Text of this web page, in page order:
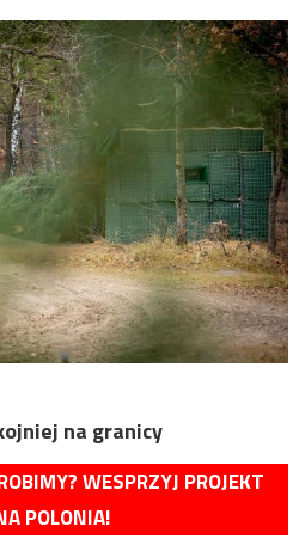
na granicy
WESPRZYJ PROJEKT
POLONIA!